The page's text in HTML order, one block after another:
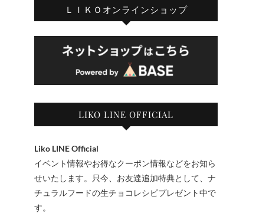
ＬＩＫＯオンラインショップ
LIKO LINE OFFICIAL
Liko LINE Official
イベント情報やお得なクーポン情報などをお知ら
せいたします。只今、お友達追加特典として、ナ
チュラルフードの生チョコレシピプレゼント中で
す。